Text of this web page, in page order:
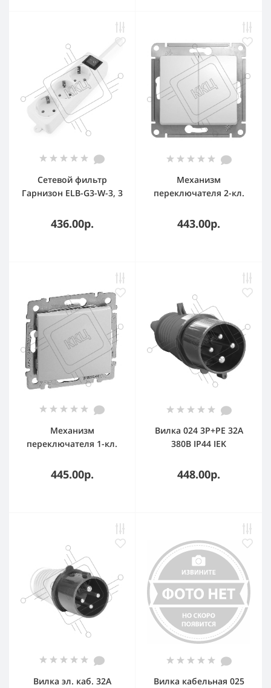
Сетевой фильтр
Гарнизон ELB-G3-W-3, 3
выключателем и
заземлением,
436.00р.
Механизм
переключателя 2-кл.
беж. SchE GSL000265
443.00р.
Механизм
переключателя 1-кл.
2 напр. сл. кость Leg
774306
445.00р.
Вилка 024 3Р+РЕ 32А
380В IP44 IEK
448.00р.
Вилка эл. каб. 32А
Вилка кабельная 025